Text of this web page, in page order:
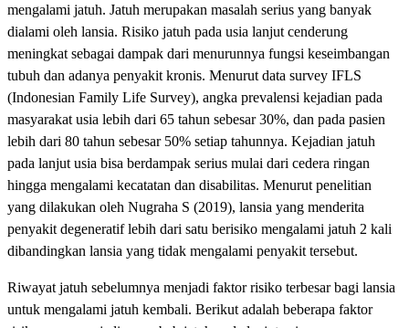
mengalami jatuh. Jatuh merupakan masalah serius yang banyak
dialami oleh lansia. Risiko jatuh pada usia lanjut cenderung
meningkat sebagai dampak dari menurunnya fungsi keseimbangan
tubuh dan adanya penyakit kronis. Menurut data survey IFLS
(Indonesian Family Life Survey), angka prevalensi kejadian pada
masyarakat usia lebih dari 65 tahun sebesar 30%, dan pada pasien
lebih dari 80 tahun sebesar 50% setiap tahunnya. Kejadian jatuh
pada lanjut usia bisa berdampak serius mulai dari cedera ringan
hingga mengalami kecatatan dan disabilitas. Menurut penelitian
yang dilakukan oleh Nugraha S (2019), lansia yang menderita
penyakit degeneratif lebih dari satu berisiko mengalami jatuh 2 kali
dibandingkan lansia yang tidak mengalami penyakit tersebut.
Riwayat jatuh sebelumnya menjadi faktor risiko terbesar bagi lansia
untuk mengalami jatuh kembali. Berikut adalah beberapa faktor